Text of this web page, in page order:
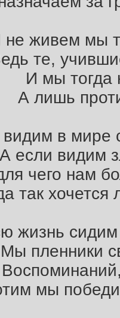
не живем мы
те,
И мы тогда
А лишь
в мире
А если видим
чего нам
так
жизнь
Мы пленники
мы